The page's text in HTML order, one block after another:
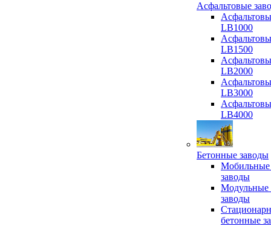
Асфальтовые
LB1000
LB1500
LB2000
LB3000
LB4000
Бетонные заводы
Мобильные
заводы
Модульные
заводы
бетонные